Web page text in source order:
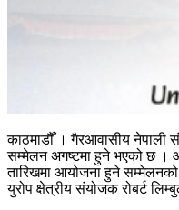
काठमाडौँ । गैरआवासीय नेपाली
सम्मेलन अगष्टमा हुने भएको छ ।
तारिखमा आयोजना हुने सम्मेलनको
युरोप क्षेत्रीय संयोजक रोबर्ट